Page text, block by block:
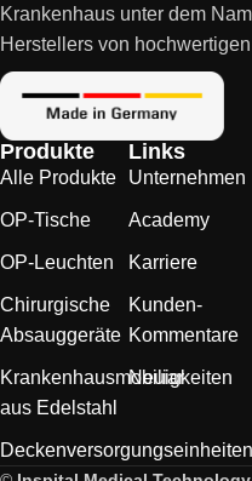
Krankenhaus unter dem
Herstellers von
Produkte
Alle Produkte
OP-Tische
OP-Leuchten
Chirurgische
Absauggeräte
Krankenhausmobiliar
aus Edelstahl
Deckenversorgungseinheiten
Links
Unternehmen
Academy
Karriere
Kunden-
Kommentare
Neuigkeiten